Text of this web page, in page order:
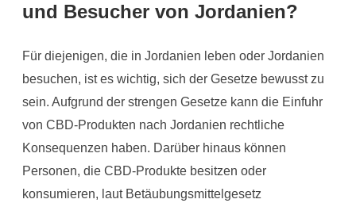
und Besucher von Jordanien?
Für diejenigen, die in Jordanien leben oder Jordanien
besuchen, ist es wichtig, sich der Gesetze bewusst zu
sein. Aufgrund der strengen Gesetze kann die Einfuhr
von CBD-Produkten nach Jordanien rechtliche
Konsequenzen haben. Darüber hinaus können
Personen, die CBD-Produkte besitzen oder
konsumieren, laut Betäubungsmittelgesetz